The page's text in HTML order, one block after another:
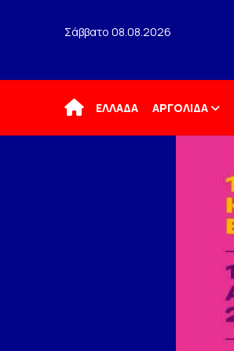
Σάββατο 08.08.2026
ΑρχικήΕΛΛΑΔΑ ΑΡΓΟΛΙΔΑ